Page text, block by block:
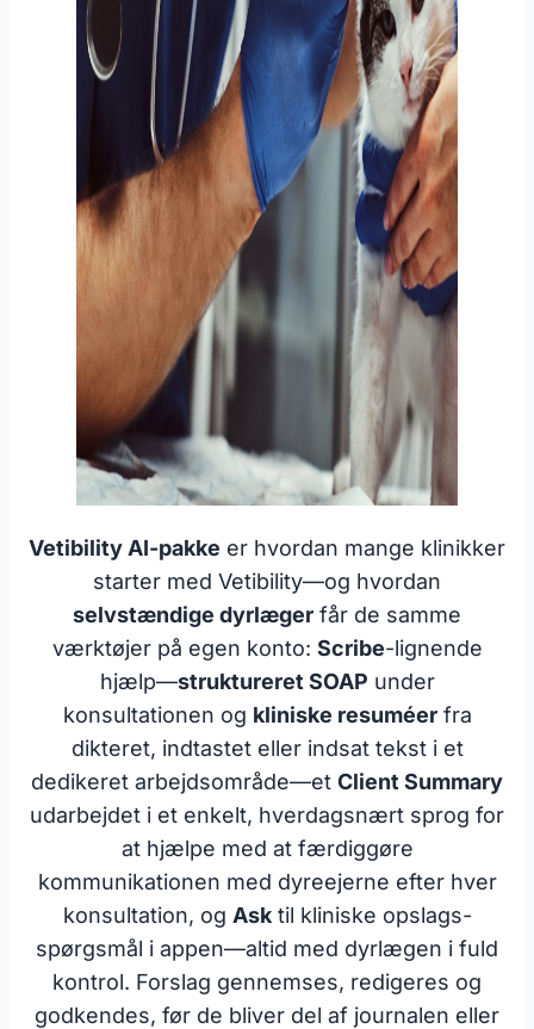
Vetibility AI-pakke er hvordan mange klinikker
starter med Vetibility—og hvordan
selvstændige dyrlæger får de samme
værktøjer på egen konto: Scribe-lignende
hjælp—struktureret SOAP under
konsultationen og kliniske resuméerfra
dikteret, indtastet eller indsat tekst i et
dedikeret arbejdsområde—et Client Summary
udarbejdet i et enkelt, hverdagsnært sprog for
at hjælpe med at færdiggøre
kommunikationen med dyreejerne efter hver
konsultation, og Asktil kliniske opslags-
spørgsmål i appen—altid med dyrlægen i fuld
kontrol. Forslag gennemses, redigeres og
godkendes, før de bliver del af journalen eller